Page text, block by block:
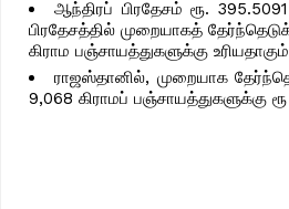
ஆந்திரப் பிரதேசம் ரூ.
பிரதேசத்தில் முறையாகத்
கிராம பஞ்சாயத்துகளுக்கு
ராஜஸ்தானில், முறையாக
9,068 கிராமப் பஞ்சாயத்துகளுக்கு